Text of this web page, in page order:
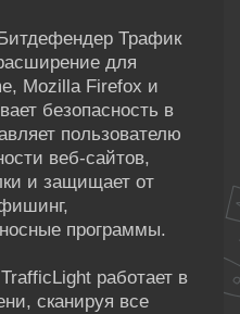
Трафик
для
Mozilla Firefox и
безопасность в
пользователю
веб-сайтов,
и защищает от
программы.
работает в
сканируя все